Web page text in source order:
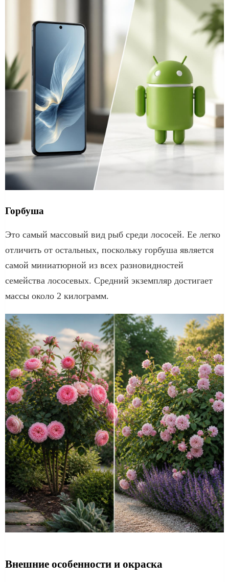
Горбуша
Это самый массовый вид рыб среди лососей. Ее легко
отличить от остальных, поскольку горбуша является
самой миниатюрной из всех разновидностей
семейства лососевых. Средний экземпляр достигает
массы около 2 килограмм.
Внешние особенности и окраска